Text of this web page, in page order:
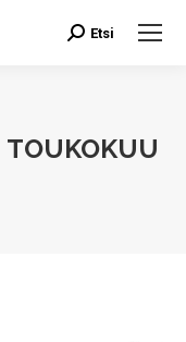
Search:
Etsi
TOUKOKUU